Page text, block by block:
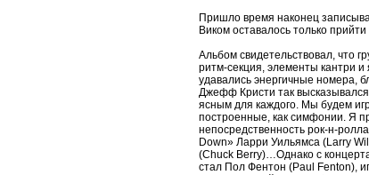
Пришло время наконец
Виком оставалось только
Альбом свидетельствовал, что
ритм-секция, элементы кантри
удавались энергичные номера,
Джефф Кристи так
ясным для каждого. Мы будем
построенные, как симфонии. Я
непосредственность рок-н-
Down» Ларри Уильямса (Larry
(Chuck Berry)…Однако с
стал Пол Фентон (Paul Fenton),